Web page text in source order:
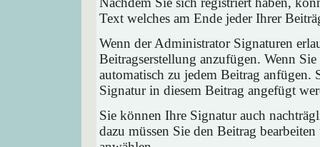
Text welches am Ende jeder Ihrer
Wenn der Administrator Signaturen
Beitragserstellung anzufügen. Wenn
automatisch zu jedem Beitrag
Signatur in diesem Beitrag angefügt
Sie können Ihre Signatur auch
dazu müssen Sie den Beitrag